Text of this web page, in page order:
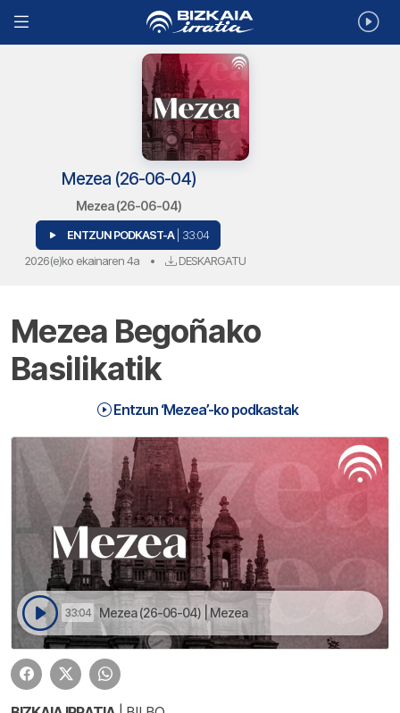
Mezea (26-06-04)
Mezea (26-06-04)
ENTZUN PODKAST-A | 33:04
2026(e)ko ekainaren 4a • DESKARGATU
Mezea Begoñako
Basilikatik
Entzun ‘Mezea’-ko podkastak
33:04 Mezea (26-06-04) | Mezea